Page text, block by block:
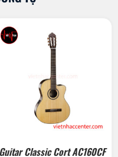
Guitar Classic Cort AC160CF